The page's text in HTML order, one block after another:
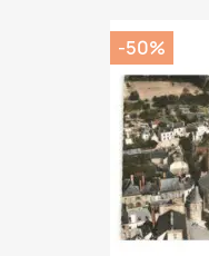
-50%